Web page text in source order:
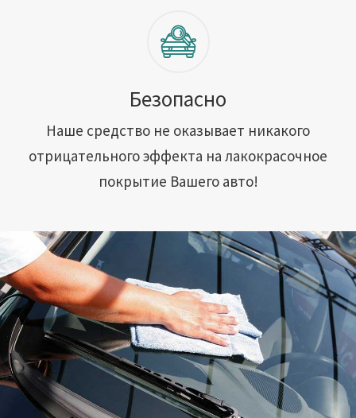
Безопасно
Наше средство не оказывает никакого
отрицательного эффекта на лакокрасочное
покрытие Вашего авто!